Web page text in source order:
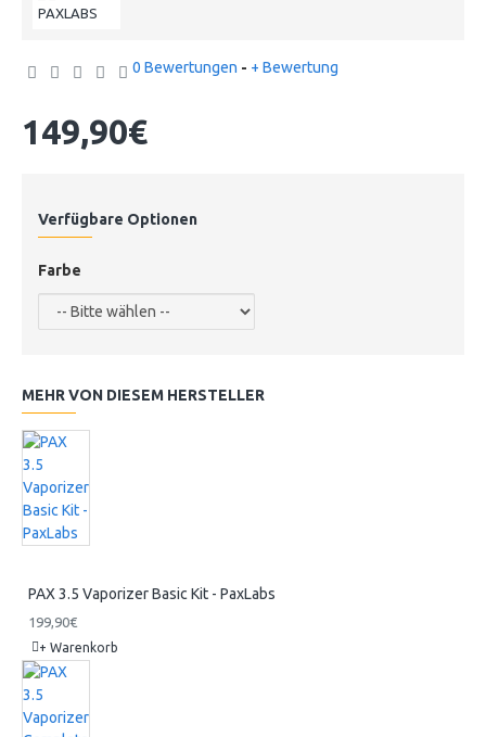
PAXLABS
0 Bewertungen - + Bewertung
149,90€
Verfügbare Optionen
Farbe
MEHR VON DIESEM HERSTELLER
PAX 3.5 Vaporizer Basic Kit - PaxLabs
199,90€
+ Warenkorb